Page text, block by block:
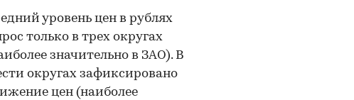
уровень цен в рублях
только в трех округах
значительно в ЗАО). В
округах зафиксировано
цен (наиболее